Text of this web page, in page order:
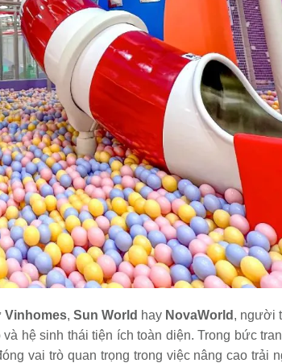
Vinhomes, Sun World hay NovaWorld , người
hệ sinh thái tiện ích toàn diện. Trong bức
vai trò quan trọng trong việc nâng cao trải